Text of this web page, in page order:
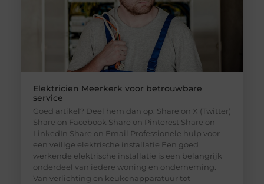
Elektricien Meerkerk voor betrouwbare
service
Goed artikel? Deel hem dan op: Share on X (Twitter)
Share on Facebook Share on Pinterest Share on
LinkedIn Share on Email Professionele hulp voor
een veilige elektrische installatie Een goed
werkende elektrische installatie is een belangrijk
onderdeel van iedere woning en onderneming.
Van verlichting en keukenapparatuur tot